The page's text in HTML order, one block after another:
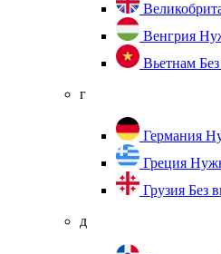
Венгрия
Вьетнам
г
Германия
Греция
Грузия Без
д